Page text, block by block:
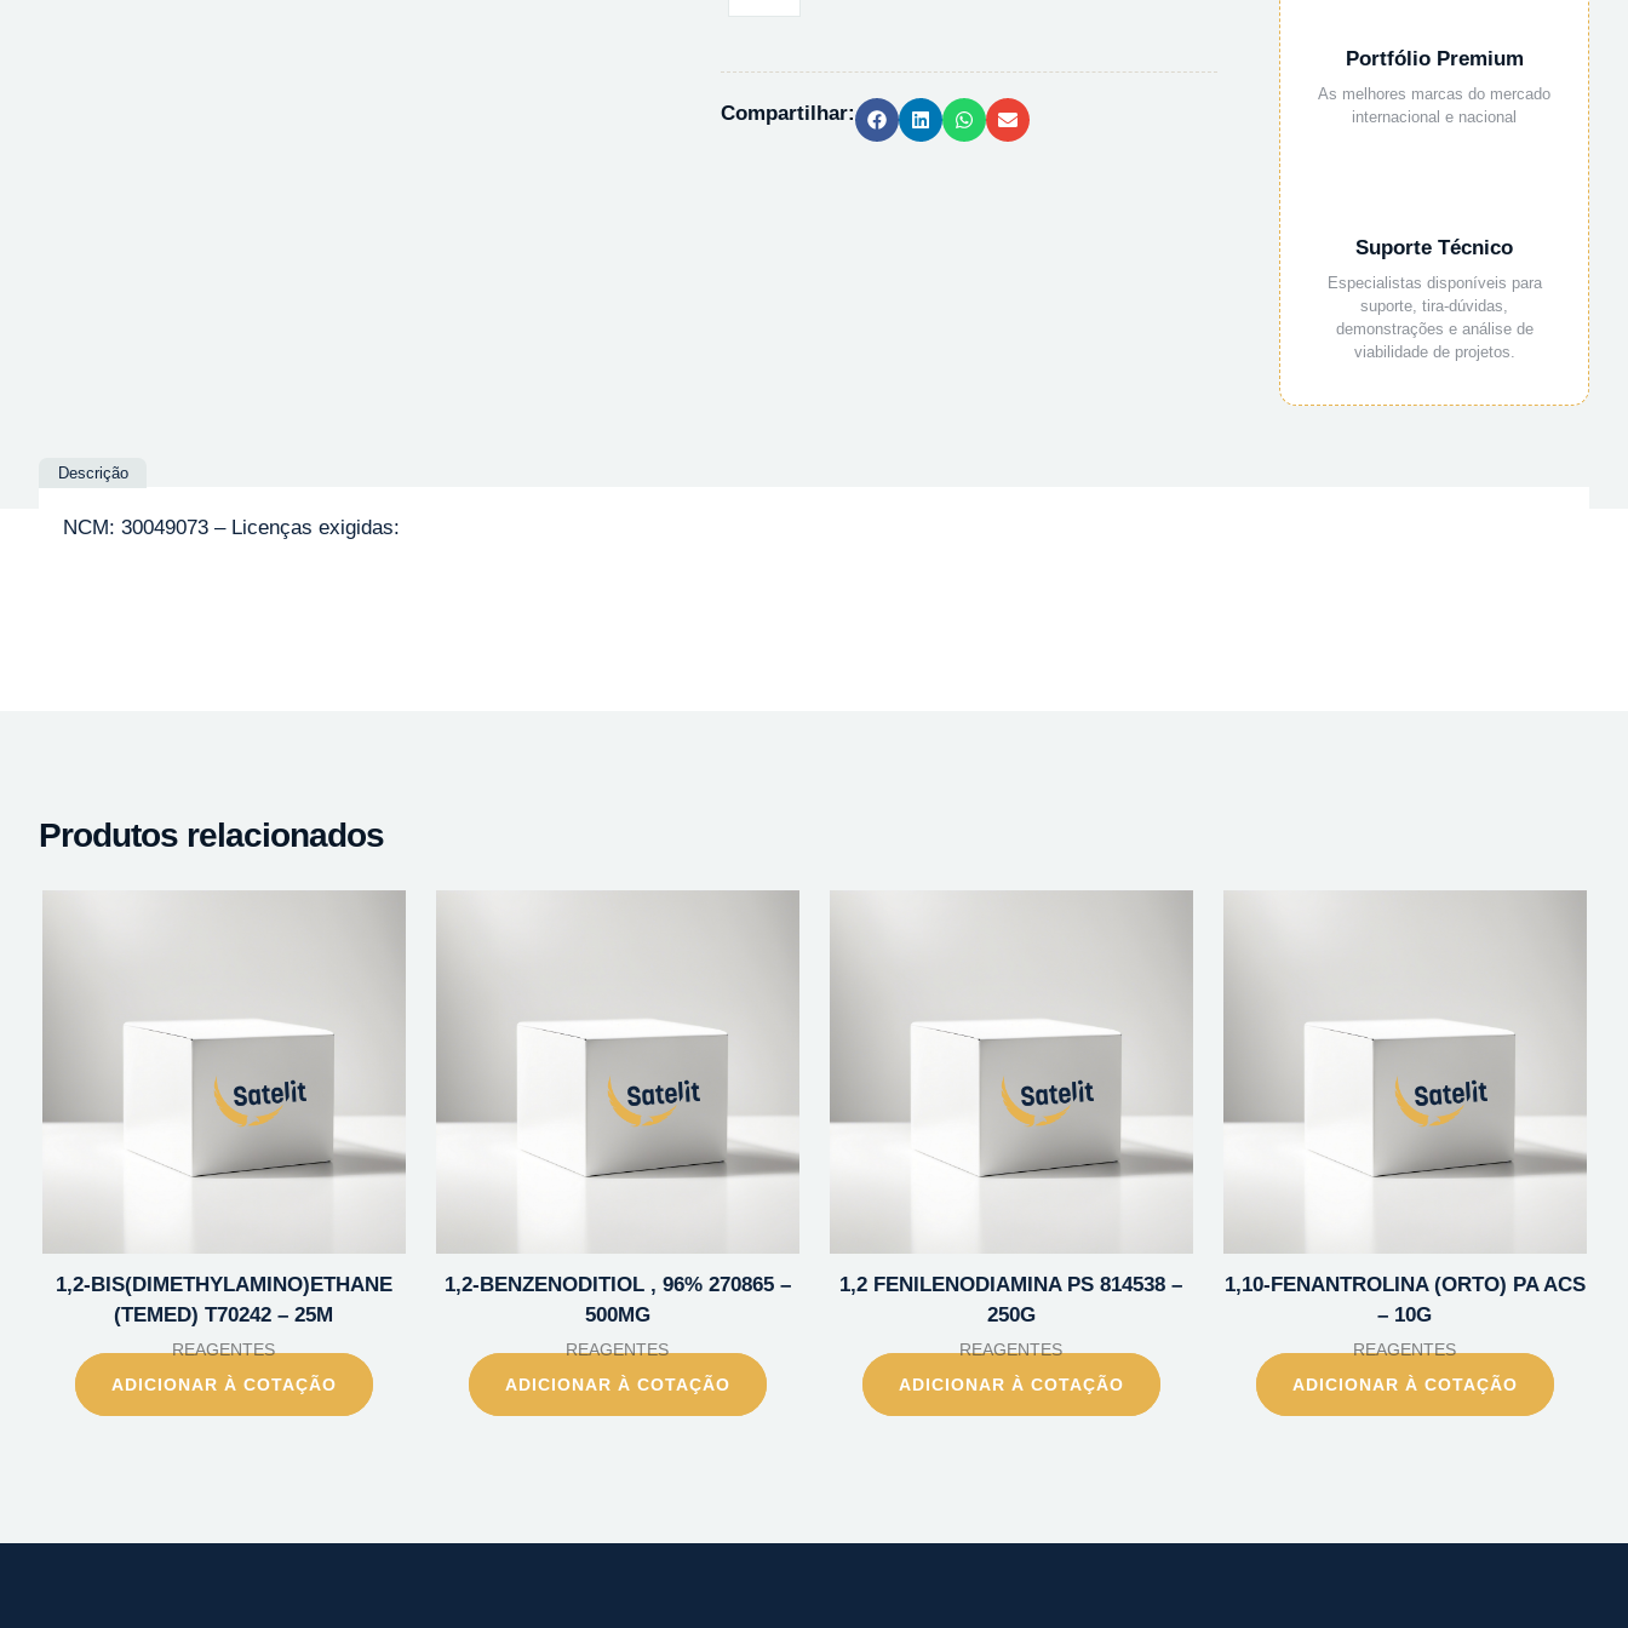
MINERAL
-
Compartilhar:
Portfólio Premium
As melhores marcas do mercado
internacional e nacional
Suporte Técnico
Especialistas disponíveis para
suporte, tira-dúvidas,
demonstrações e análise de
viabilidade de projetos.
Descrição
NCM: 30049073 – Licenças exigidas:
Produtos relacionados
1,2-BIS(DIMETHYLAMINO)ETHANE
(TEMED) T70242 – 25M
REAGENTES
ADICIONAR À COTAÇÃO
1,2-BENZENODITIOL , 96% 270865 –
500MG
REAGENTES
ADICIONAR À COTAÇÃO
1,2 FENILENODIAMINA PS 814538 –
250G
REAGENTES
ADICIONAR À COTAÇÃO
1,10-FENANTROLINA (ORTO) PA ACS
– 10G
REAGENTES
ADICIONAR À COTAÇÃO